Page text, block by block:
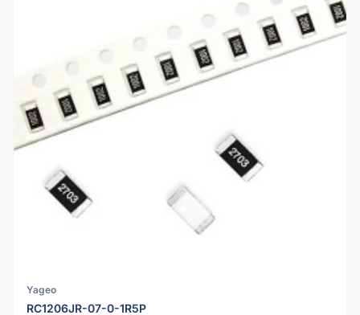
Yageo
RC1206JR-07-0-1R5P